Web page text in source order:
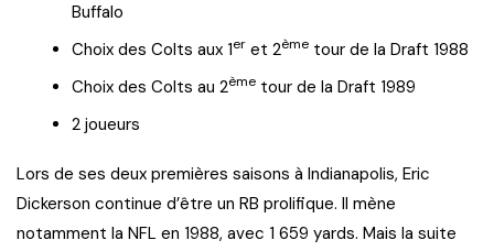
Buffalo
Choix des Colts aux 1er et 2ème tour de la Draft 1988
Choix des Colts au 2ème tour de la Draft 1989
2 joueurs
Lors de ses deux premières saisons à Indianapolis, Eric
Dickerson continue d’être un RB prolifique. Il mène
notamment la NFL en 1988, avec 1 659 yards. Mais la suite